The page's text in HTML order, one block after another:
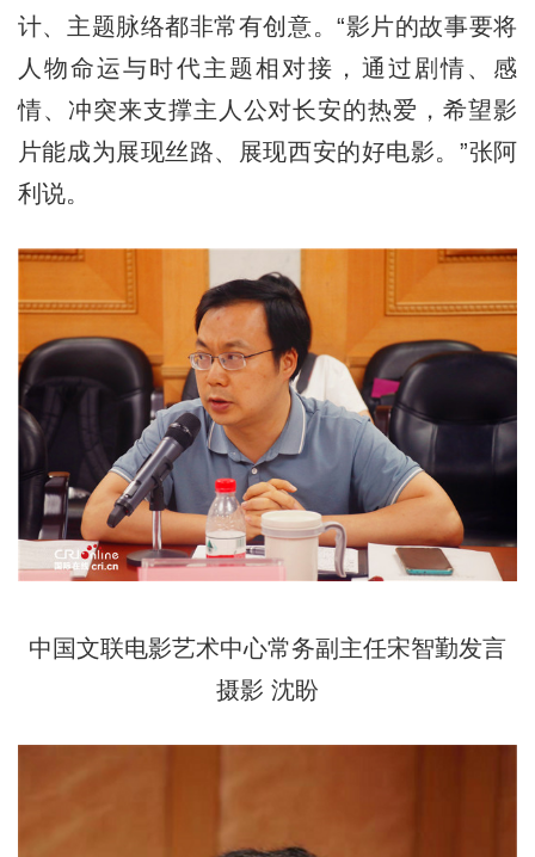
计、主题脉络都非常有创意。“影片的故事要将
人物命运与时代主题相对接，通过剧情、感
情、冲突来支撑主人公对长安的热爱，希望影
片能成为展现丝路、展现西安的好电影。”张阿
利说。
中国文联电影艺术中心常务副主任宋智勤发言
摄影 沈盼